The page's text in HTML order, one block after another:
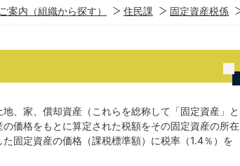
案内（組織から探す） 住民課 固定資産税係
、家、償却資産（これらを総称して「固定資産」と
価格をもとに算定された税額をその固定資産の所在
固定資産の価格（課税標準額）に税率（1.4％）を